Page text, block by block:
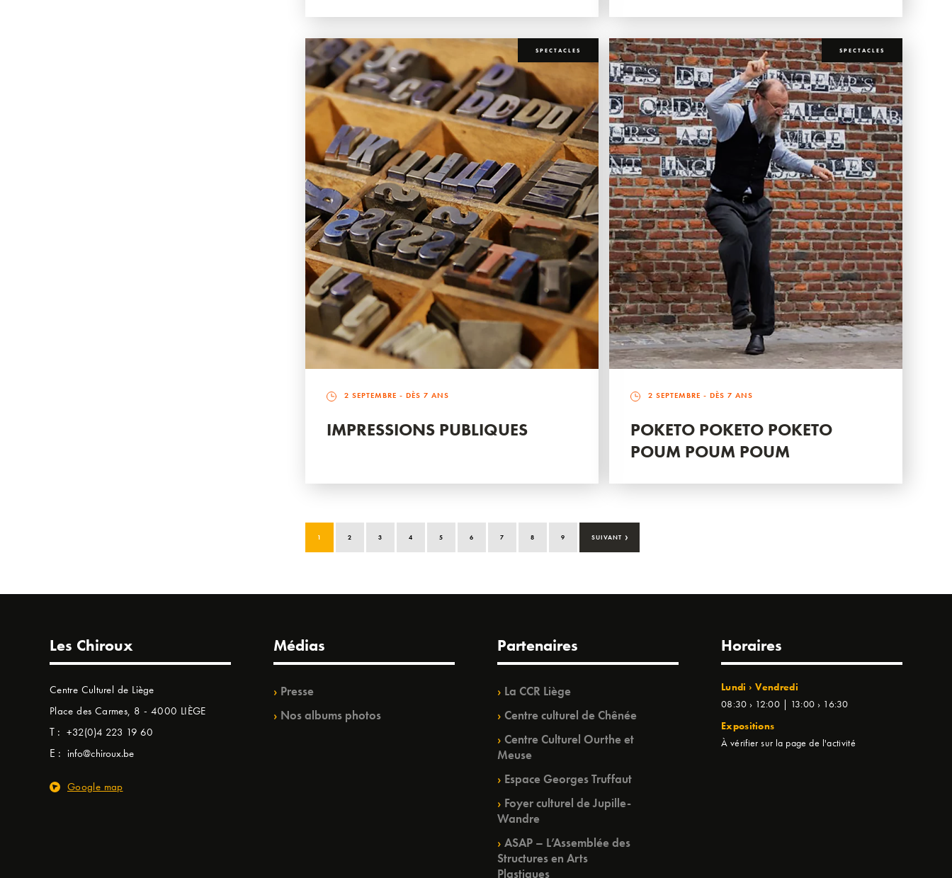
SPECTACLES
2 SEPTEMBRE - DÈS 7 ANS
IMPRESSIONS PUBLIQUES
SPECTACLES
2 SEPTEMBRE - DÈS 7 ANS
POKETO POKETO POKETO
POUM POUM POUM
1 2 3 4 5 6 7 8 9 SUIVANT ›
Les Chiroux
Centre Culturel de Liège
Place des Carmes, 8 - 4000 LIÈGE
T : +32(0)4 223 19 60
E : info@chiroux.be
Google map
Médias
Presse
Nos albums photos
Partenaires
La CCR Liège
Centre culturel de Chênée
Centre Culturel Ourthe et
Meuse
Espace Georges Truffaut
Foyer culturel de Jupille-
Wandre
ASAP – L’Assemblée des
Structures en Arts
Plastiques
Horaires
Lundi › Vendredi
08:30 › 12:00 | 13:00 › 16:30
Expositions
À vérifier sur la page de l'activité